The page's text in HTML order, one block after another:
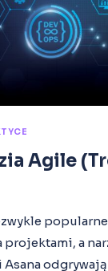
Agile
projektami, a
Asana